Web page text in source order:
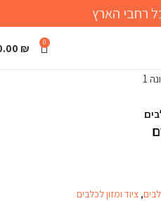
רחבי הארץ
0
₪
, ציוד ומזון לכלבים